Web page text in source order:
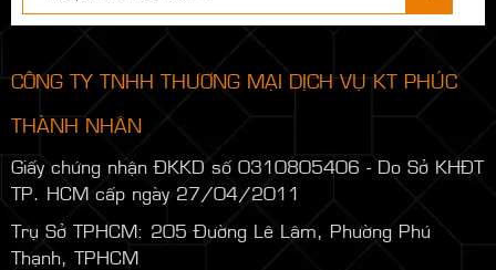
CÔNG TY TNHH THƯƠNG MẠI DỊCH VỤ KT PHÚC
THÀNH NHÂN
Giấy chứng nhận ĐKKD số 0310805406 - Do Sở KHĐT
TP. HCM cấp ngày 27/04/2011
Trụ Sở TPHCM: 205 Đường Lê Lâm, Phường Phú
Thạnh, TPHCM